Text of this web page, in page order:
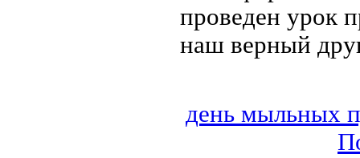
проведен урок
наш верный
день мыльных